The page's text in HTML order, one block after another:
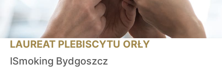
LAUREAT PLEBISCYTU ORŁY
ISmoking Bydgoszcz